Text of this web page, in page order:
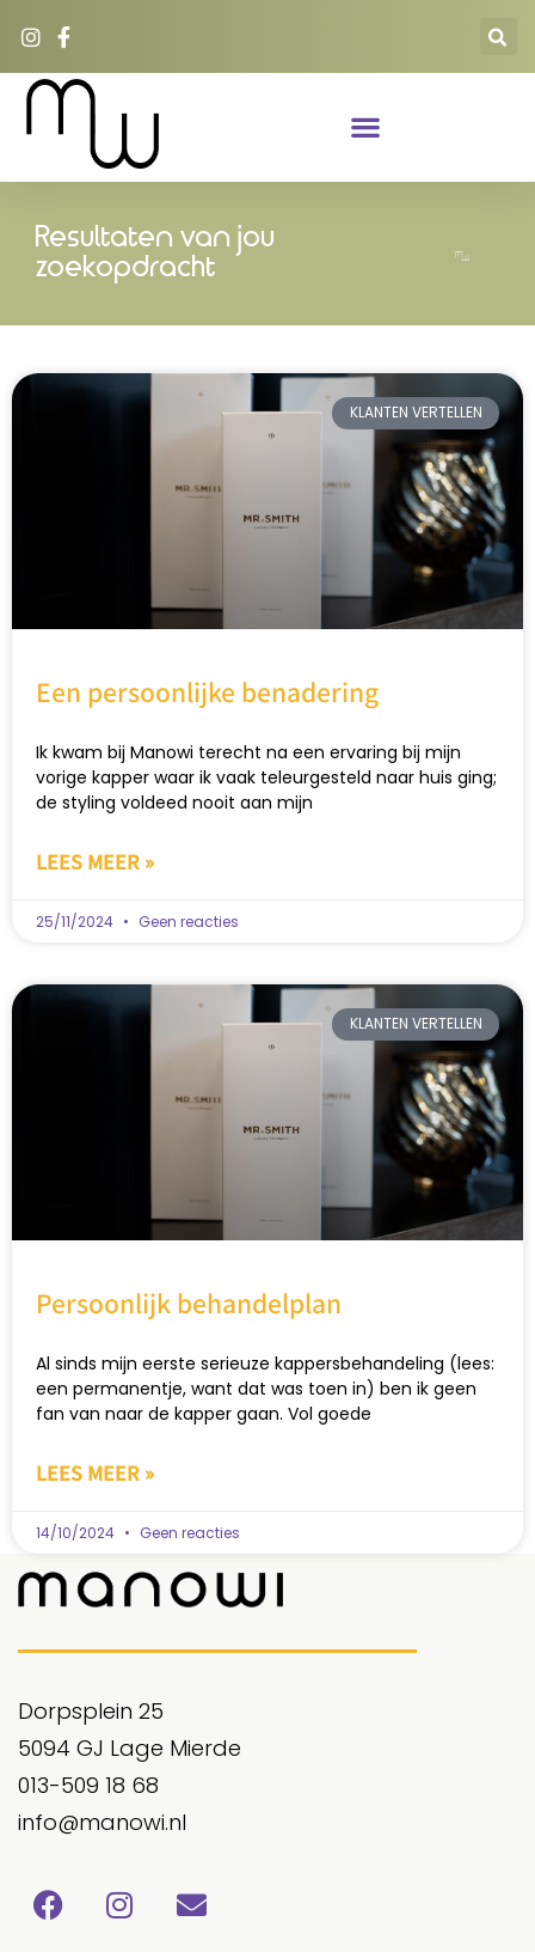
Resultaten van jou
zoekopdracht
KLANTEN VERTELLEN
Een persoonlijke benadering
Ik kwam bij Manowi terecht na een ervaring bij mijn
vorige kapper waar ik vaak teleurgesteld naar huis ging;
de styling voldeed nooit aan mijn
LEES MEER »
25/11/2024 Geen reacties
KLANTEN VERTELLEN
Persoonlijk behandelplan
Al sinds mijn eerste serieuze kappersbehandeling (lees:
een permanentje, want dat was toen in) ben ik geen
fan van naar de kapper gaan. Vol goede
LEES MEER »
14/10/2024 Geen reacties
Dorpsplein 25
5094 GJ Lage Mierde
013-509 18 68
info@manowi.nl